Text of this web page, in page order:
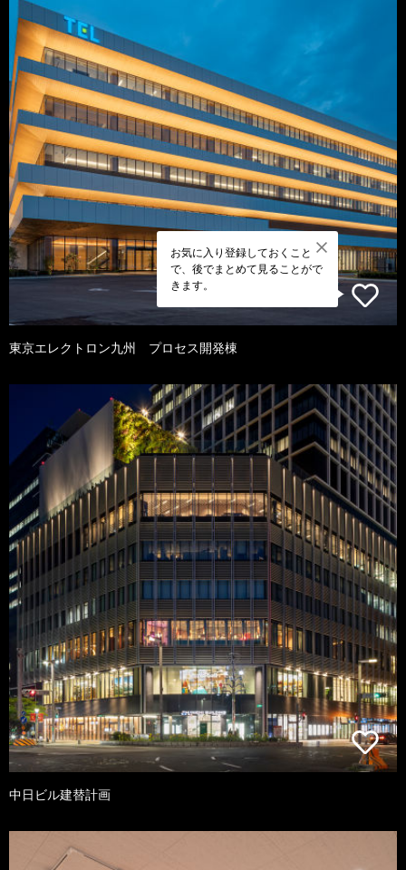
お気に入り登録しておくこと
で、後でまとめて見ることがで
きます。
東京エレクトロン九州 プロセス開発棟
中日ビル建替計画